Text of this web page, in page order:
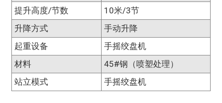
提升高度/节数
10米/3节
升降方式
手动升降
起重设备
手摇绞盘机
材料
45#钢（喷塑处理）
站立模式
手摇绞盘机